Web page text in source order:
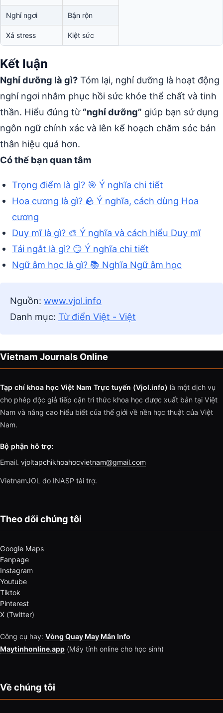
Nghỉ ngơi Bận rộn
Xả stress Kiệt sức
Kết luận
Nghỉ dưỡng là gì? Tóm lại, nghỉ dưỡng là hoạt động
nghỉ ngơi nhằm phục hồi sức khỏe thể chất và tinh
thần. Hiểu đúng từ “nghỉ dưỡng” giúp bạn sử dụng
ngôn ngữ chính xác và lên kế hoạch chăm sóc bản
thân hiệu quả hơn.
Có thể bạn quan tâm
Trọng điểm là gì? 🎯 Ý nghĩa chi tiết
Hoa cương là gì? 🪨 Ý nghĩa, cách dùng Hoa
cương
Duy mĩ là gì? 🎨 Ý nghĩa và cách hiểu Duy mĩ
Tái ngắt là gì? 😏 Ý nghĩa chi tiết
Ngữ âm học là gì? 📚 Nghĩa Ngữ âm học
Nguồn: www.vjol.info
Danh mục: Từ điển Việt - Việt
Vietnam Journals Online
Tạp chí khoa học Việt Nam Trực tuyến (Vjol.info) là một dịch vụ
cho phép độc giả tiếp cận tri thức khoa học được xuất bản tại Việt
Nam và nâng cao hiểu biết của thế giới về nền học thuật của Việt
Nam.
Bộ phận hỗ trợ:
Email. vjoltapchikhoahocvietnam@gmail.com
VietnamJOL do INASP tài trợ.
Theo dõi chúng tôi
Google Maps
Fanpage
Instagram
Youtube
Tiktok
Pinterest
X (Twitter)
Công cụ hay: Vòng Quay May Mắn Info
Maytinhonline.app (Máy tính online cho học sinh)
Về chúng tôi